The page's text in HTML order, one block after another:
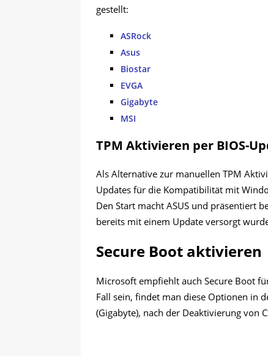
gestellt:
ASRock
Asus
Biostar
EVGA
Gigabyte
MSI
TPM Aktivieren per BIOS-
Als Alternative zur manuellen TPM
Updates für die Kompatibilität mit
Den Start macht ASUS und präsentiert
bereits mit einem Update versorgt
Secure Boot aktivieren
Microsoft empfiehlt auch Secure Boot
Fall sein, findet man diese Optionen in
(Gigabyte), nach der Deaktivierung von